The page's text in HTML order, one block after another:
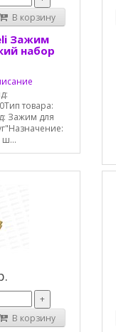
В корзину
Зажим
набор
товара:
Зажим для
ш...
+
В корзину